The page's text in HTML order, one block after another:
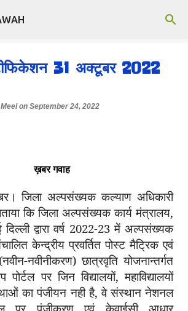
Skip to main content
31 अक्टूबर 2022
on September 24, 2022
ख़बर गवाह
जिला अल्पसंख्यक कल्याण अधिकारी
कि जिला अल्पसंख्यक कार्य मंत्रालय,
द्वारा वर्ष 2022-23 में अल्पसंख्यक
केन्द्रीय प्रवर्तित पोस्ट मैट्रिक एवं
नवीनीकरण) छात्रवृति योजनान्तर्गत
पर जिन विद्यालयों, महाविद्यालयों
का पंजीयन नही है, वे संस्थान नेशनल